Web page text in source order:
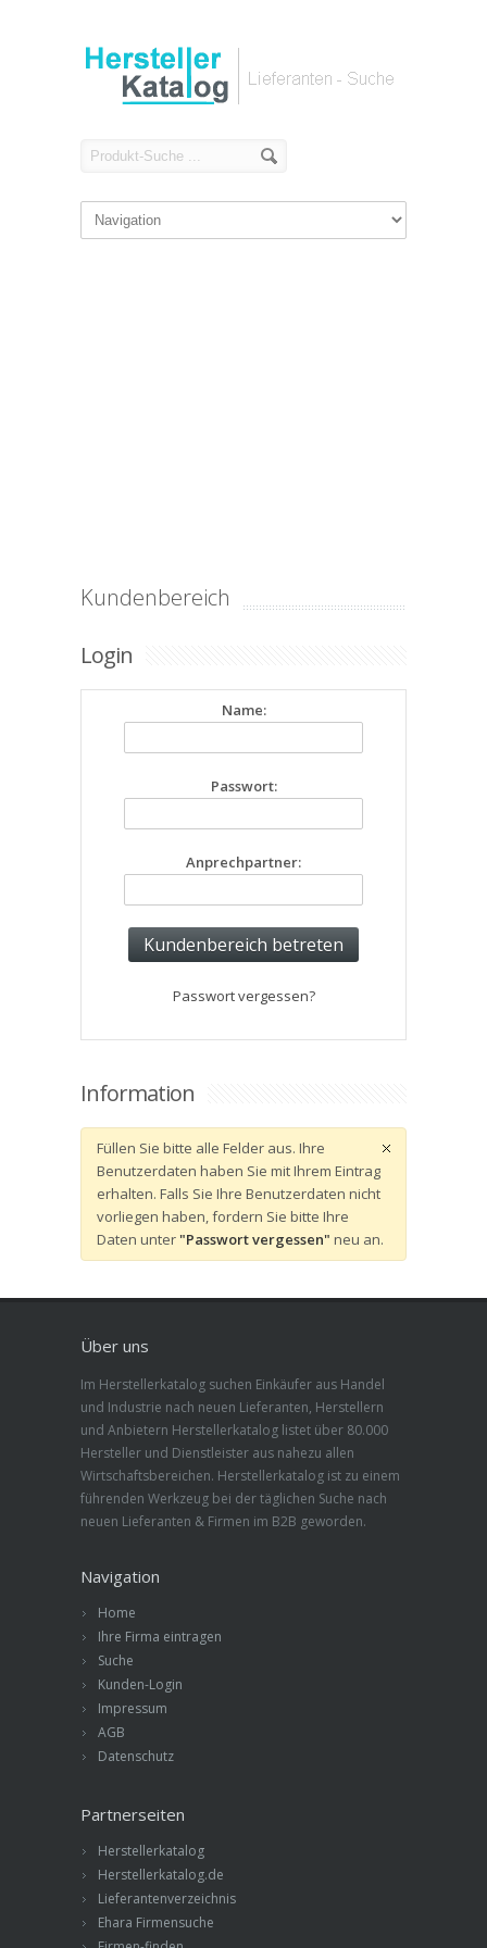
Kundenbereich
Login
Name:
Passwort:
Anprechpartner:
Passwort vergessen?
Information
Füllen Sie bitte alle Felder aus. Ihre
Benutzerdaten haben Sie mit Ihrem Eintrag
erhalten. Falls Sie Ihre Benutzerdaten nicht
vorliegen haben, fordern Sie bitte Ihre
Daten unter"Passwort vergessen" neu an.
Über uns
Im Herstellerkatalog suchen Einkäufer aus Handel
und Industrie nach neuen Lieferanten, Herstellern
und Anbietern Herstellerkatalog listet über 80.000
Hersteller und Dienstleister aus nahezu allen
Wirtschaftsbereichen. Herstellerkatalog ist zu einem
führenden Werkzeug bei der täglichen Suche nach
neuen Lieferanten & Firmen im B2B geworden.
Navigation
Home
Ihre Firma eintragen
Suche
Kunden-Login
Impressum
AGB
Datenschutz
Partnerseiten
Herstellerkatalog
Herstellerkatalog.de
Lieferantenverzeichnis
Ehara Firmensuche